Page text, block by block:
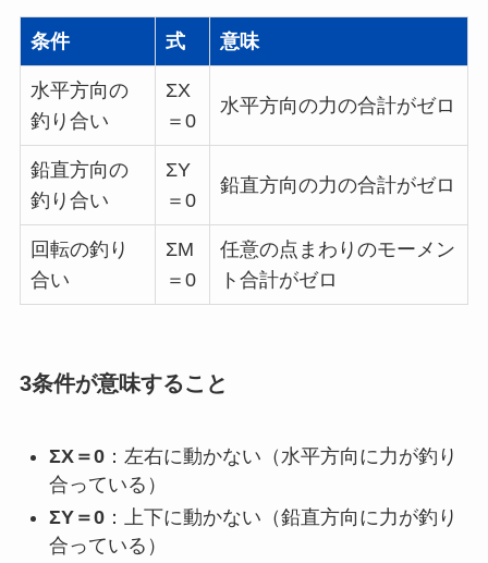
条件 式 意味
水平方向の
釣り合い
ΣX
＝0
水平方向の力の合計がゼロ
鉛直方向の
釣り合い
ΣY
＝0
鉛直方向の力の合計がゼロ
回転の釣り
合い
ΣM
＝0
任意の点まわりのモーメン
ト合計がゼロ
3条件が意味すること
ΣX＝0：左右に動かない（水平方向に力が釣り
合っている）
ΣY＝0：上下に動かない（鉛直方向に力が釣り
合っている）